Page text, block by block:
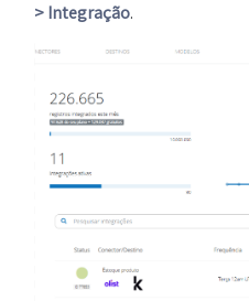
> Integração.